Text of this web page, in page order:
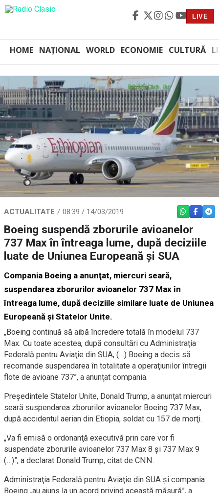
LIVE
HOME NAȚIONAL WORLD ECONOMIE CULTURĂ
ACTUALITATE 08:39 / 14/03/2019 WHATSAPP
Boeing suspendă zborurile avioanelor
737 Max în întreaga lume, după deciziile
luate de Uniunea Europeană şi SUA
Compania Boeing a anunţat, miercuri seară,
suspendarea zborurilor avioanelor 737 Max în
întreaga lume, după deciziile similare luate de Uniunea
Europeană şi Statelor Unite.
„Boeing continuă să aibă încredere totală în modelul 737
Max. Cu toate acestea, după consultări cu Administraţia
Federală pentru Aviaţie din SUA, (…) Boeing a decis să
recomande suspendarea în totalitate a operaţiunilor întregii
flote de avioane 737”, a anunţat compania.
Preşedintele Statelor Unite, Donald Trump, a anunţat miercuri
seară suspendarea zborurilor avioanelor Boeing 737 Max,
după accidentul aerian din Etiopia, soldat cu 157 de morţi.
„Va fi emisă o ordonanţă executivă prin care vor fi
suspendate zborurile avioanelor 737 Max 8 şi 737 Max 9
(…)”, a declarat Donald Trump, citat de CNN.
Administraţia Federală pentru Aviaţie din SUA şi compania
Boeing „au ajuns la un acord privind această măsură”, a